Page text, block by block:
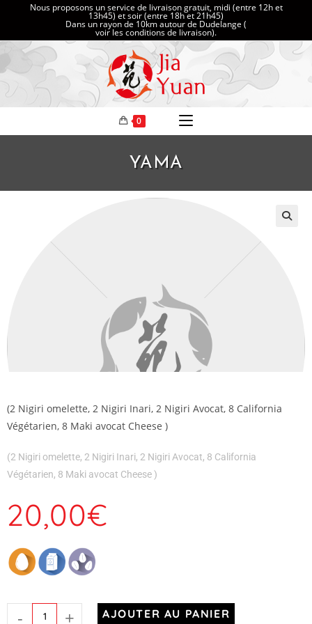
Nous proposons un service de livraison gratuit, midi (entre 12h et
13h45) et soir (entre 18h et 21h45)
Dans un rayon de 10km autour de Dudelange (
voir les conditions de livraison).
0
YAMA
(2 Nigiri omelette, 2 Nigiri Inari, 2 Nigiri Avocat, 8 California
Végétarien, 8 Maki avocat Cheese )
(2 Nigiri omelette, 2 Nigiri Inari, 2 Nigiri Avocat, 8 California
Végétarien, 8 Maki avocat Cheese )
20,00€
- + AJOUTER AU PANIER